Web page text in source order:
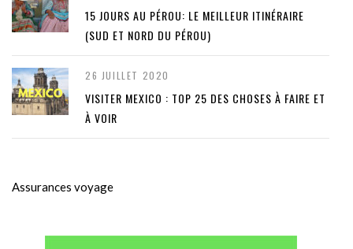
15 JOURS AU PÉROU: LE MEILLEUR ITINÉRAIRE
(SUD ET NORD DU PÉROU)
26 JUILLET 2020
VISITER MEXICO : TOP 25 DES CHOSES À FAIRE ET
À VOIR
Assurances voyage